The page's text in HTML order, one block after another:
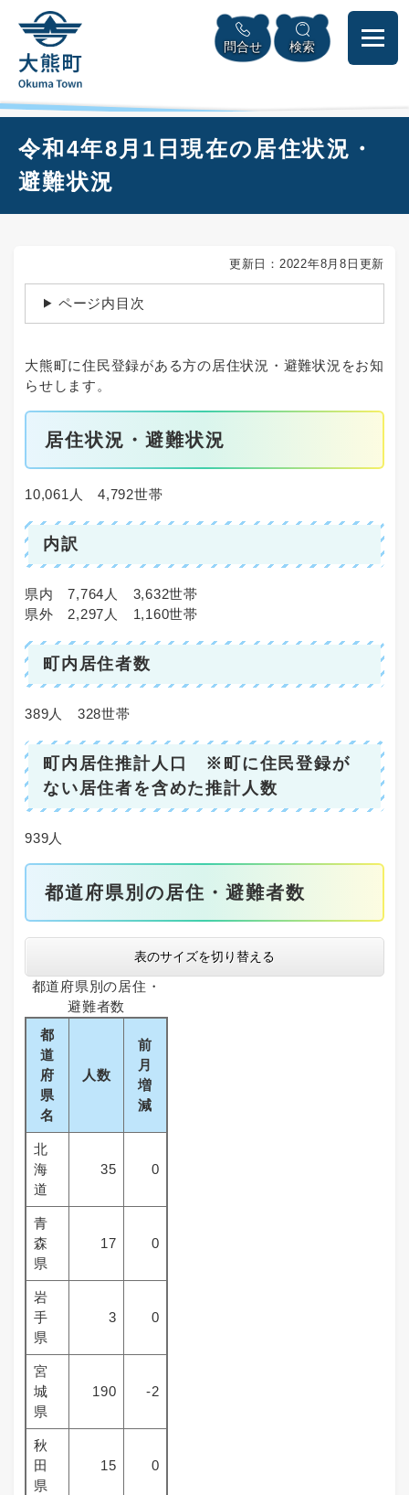
頭
メニューを飛ばして本文へ
問合せ 検索
令和4年8月1日現在の居住状況・
避難状況
更新日：2022年8月8日更新
ページ内目次
大熊町に住民登録がある方の居住状況・避難状況をお知
らせします。
居住状況・避難状況
10,061人 4,792世帯
内訳
県内 7,764人 3,632世帯
県外 2,297人 1,160世帯
町内居住者数
389人 328世帯
町内居住推計人口 ※町に住民登録が
ない居住者を含めた推計人数
939人
都道府県別の居住・避難者数
表のサイズを切り替える
都道府県別の居住・
避難者数
都
道
府
県
名
人数
前
月
増
減
北
海
道
35 0
青
森
県
17 0
岩
手
県
3 0
宮
城
県
190 -2
秋
田
県
15 0